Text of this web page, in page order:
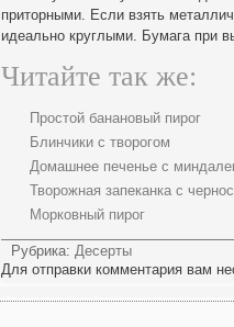
приторными. Если взять
идеально круглыми. Бумага при
Читайте так же:
Простой банановый пирог
Блинчики с творогом
Домашнее печенье с
Творожная запеканка с
Морковный пирог
Рубрика: Десерты
Для отправки комментария вам